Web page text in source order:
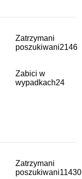
Zatrzymani
poszukiwani2146
Zabici w
wypadkach24
Zatrzymani
poszukiwani11430